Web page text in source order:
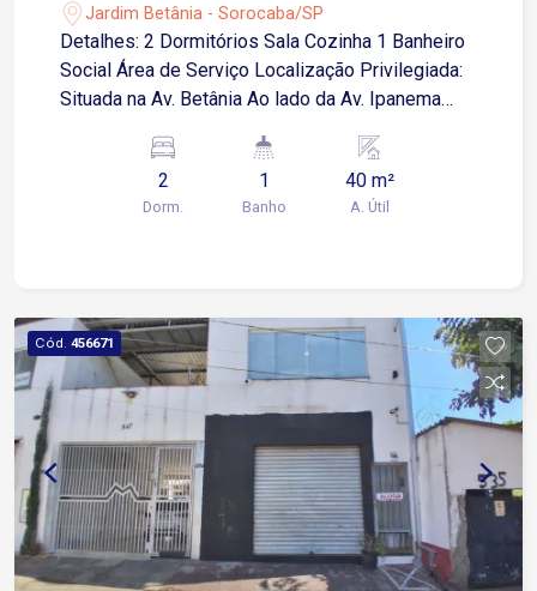
Jardim Betânia - Sorocaba/SP
Detalhes: 2 Dormitórios Sala Cozinha 1 Banheiro
Social Área de Serviço Localização Privilegiada:
Situada na Av. Betânia Ao lado da Av. Ipanema
comércios em geral Agende já sua visita e venha
conhecer essa excelente oportunidade!
2
Dorm.
1
Banho
40 m²
A. Útil
Cód. 456671